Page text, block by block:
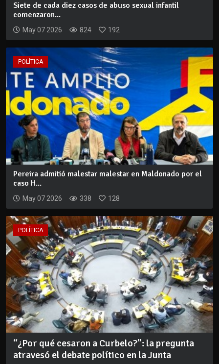
Siete de cada diez casos de abuso sexual infantil
comenzaron...
May 07 2026 824 192
POLÍTICA
Pereira admitió malestar malestar en Maldonado por el
caso H...
May 07 2026 338 128
POLÍTICA
“¿Por qué cesaron a Curbelo?”: la pregunta
atravesó el debate político en la Junta